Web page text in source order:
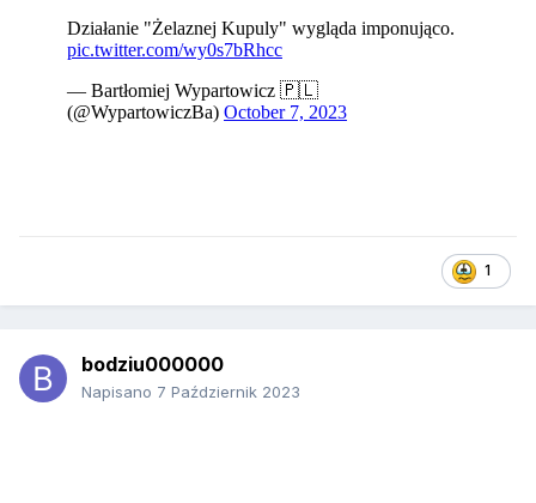
1
bodziu000000
Napisano 7 Październik 2023